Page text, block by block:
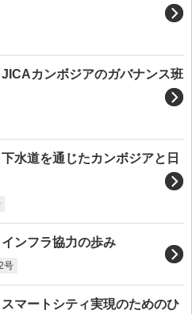
カンボジアのガバナンス班
水道を通じたカンボジアと日
ンフラ協力の歩み
号
マートシティ実現のためのひ